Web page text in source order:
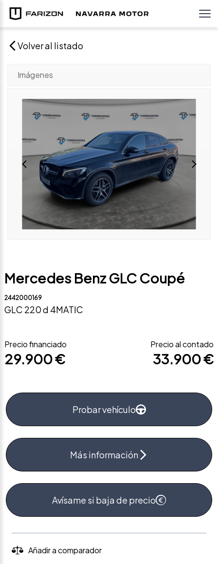
Volver al listado
Imágenes
Mercedes Benz GLC Coupé
2442000169
GLC 220 d 4MATIC
Precio financiado
29.900 €
Precio al contado
33.900 €
Probar vehículo
Más información
Avísame si baja de precio
Añadir a comparador